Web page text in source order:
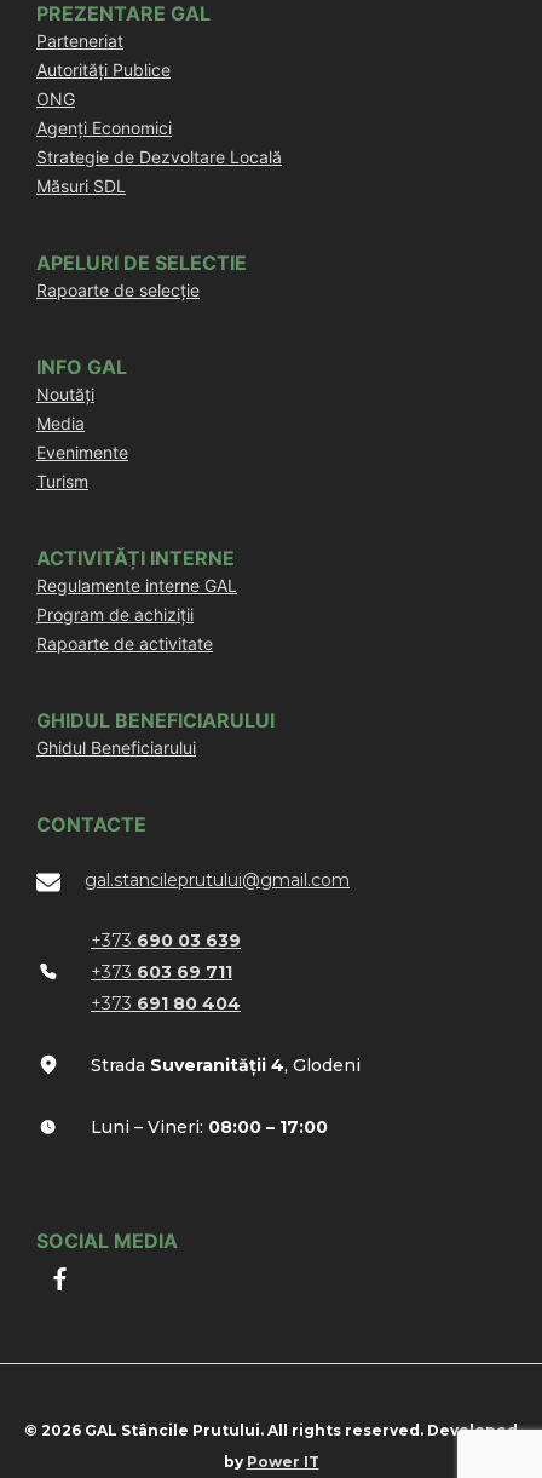
PREZENTARE GAL
Parteneriat
Autorități Publice
ONG
Agenți Economici
Strategie de Dezvoltare Locală
Măsuri SDL
APELURI DE SELECTIE
Rapoarte de selecție
INFO GAL
Noutăți
Media
Evenimente
Turism
ACTIVITĂȚI INTERNE
Regulamente interne GAL
Program de achiziții
Rapoarte de activitate
GHIDUL BENEFICIARULUI
Ghidul Beneficiarului
CONTACTE
gal.stancileprutului@gmail.com
+373 690 03 639
+373 603 69 711
+373 691 80 404
Strada Suveranității 4, Glodeni
Luni – Vineri: 08:00 – 17:00
SOCIAL MEDIA
© 2026 GAL Stâncile Prutului. All rights reserved. Developed
by Power IT